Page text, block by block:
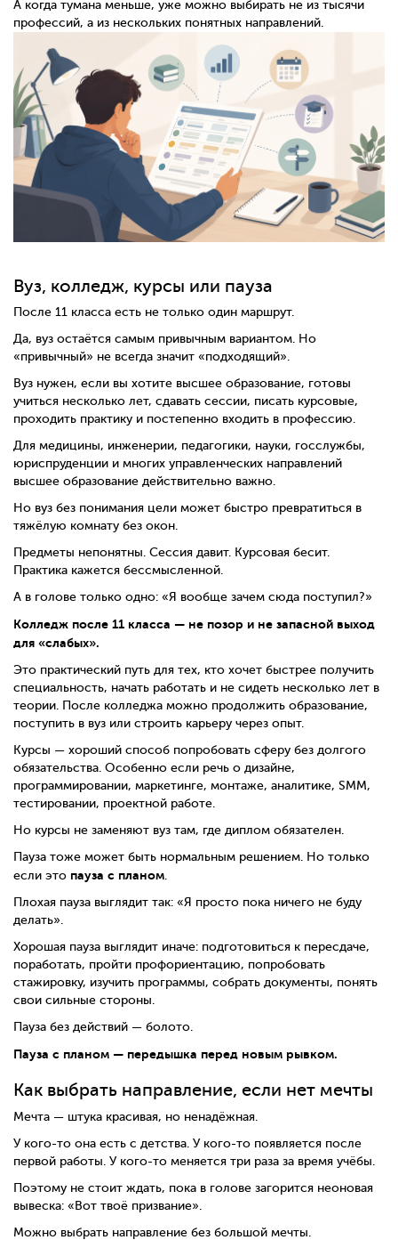
А когда тумана меньше, уже можно выбирать не из тысячи
профессий, а из нескольких понятных направлений.
Вуз, колледж, курсы или пауза
После 11 класса есть не только один маршрут.
Да, вуз остаётся самым привычным вариантом. Но
«привычный» не всегда значит «подходящий».
Вуз нужен, если вы хотите высшее образование, готовы
учиться несколько лет, сдавать сессии, писать курсовые,
проходить практику и постепенно входить в профессию.
Для медицины, инженерии, педагогики, науки, госслужбы,
юриспруденции и многих управленческих направлений
высшее образование действительно важно.
Но вуз без понимания цели может быстро превратиться в
тяжёлую комнату без окон.
Предметы непонятны. Сессия давит. Курсовая бесит.
Практика кажется бессмысленной.
А в голове только одно: «Я вообще зачем сюда поступил?»
Колледж после 11 класса — не позор и не запасной выход
для «слабых».
Это практический путь для тех, кто хочет быстрее получить
специальность, начать работать и не сидеть несколько лет в
теории. После колледжа можно продолжить образование,
поступить в вуз или строить карьеру через опыт.
Курсы — хороший способ попробовать сферу без долгого
обязательства. Особенно если речь о дизайне,
программировании, маркетинге, монтаже, аналитике, SMM,
тестировании, проектной работе.
Но курсы не заменяют вуз там, где диплом обязателен.
Пауза тоже может быть нормальным решением. Но только
если это пауза с планом.
Плохая пауза выглядит так: «Я просто пока ничего не буду
делать».
Хорошая пауза выглядит иначе: подготовиться к пересдаче,
поработать, пройти профориентацию, попробовать
стажировку, изучить программы, собрать документы, понять
свои сильные стороны.
Пауза без действий — болото.
Пауза с планом — передышка перед новым рывком.
Как выбрать направление, если нет мечты
Мечта — штука красивая, но ненадёжная.
У кого-то она есть с детства. У кого-то появляется после
первой работы. У кого-то меняется три раза за время учёбы.
Поэтому не стоит ждать, пока в голове загорится неоновая
вывеска: «Вот твоё призвание».
Можно выбрать направление без большой мечты.